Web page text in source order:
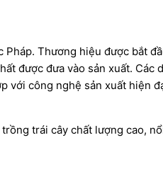
Thương hiệu được bắt
được đưa vào sản xuất.
với công nghệ sản xuất hiện
trái cây chất lượng cao,